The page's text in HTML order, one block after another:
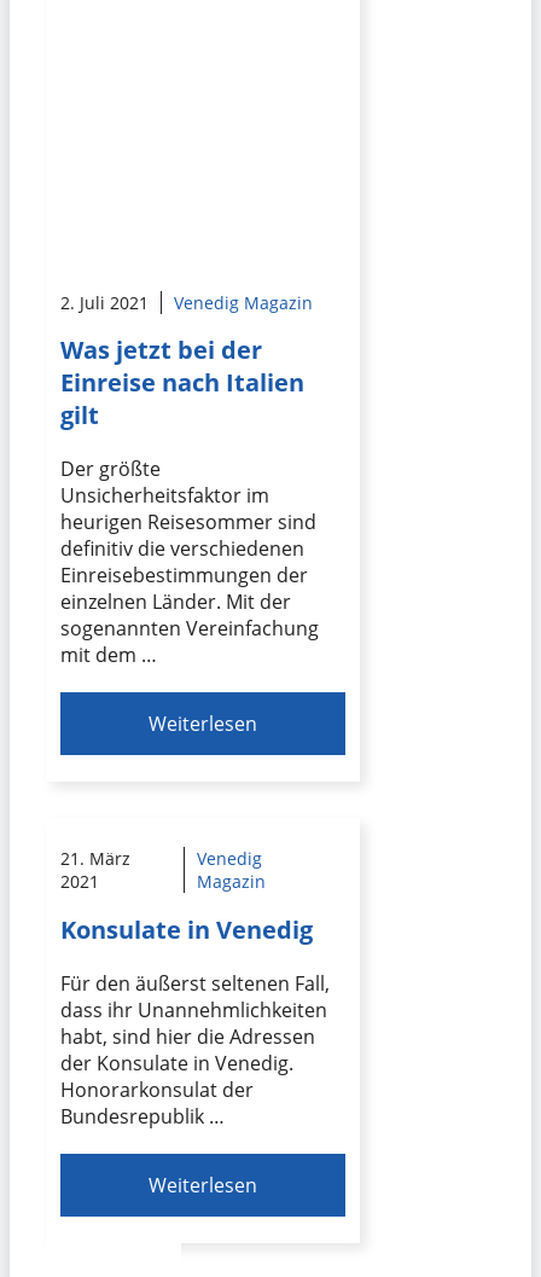
2. Juli 2021 Venedig Magazin
Was jetzt bei der
Einreise nach Italien
gilt
Der größte
Unsicherheitsfaktor im
heurigen Reisesommer sind
definitiv die verschiedenen
Einreisebestimmungen der
einzelnen Länder. Mit der
sogenannten Vereinfachung
mit dem …
Weiterlesen
21. März
2021
Venedig
Magazin
Konsulate in Venedig
Für den äußerst seltenen Fall,
dass ihr Unannehmlichkeiten
habt, sind hier die Adressen
der Konsulate in Venedig.
Honorarkonsulat der
Bundesrepublik …
Weiterlesen